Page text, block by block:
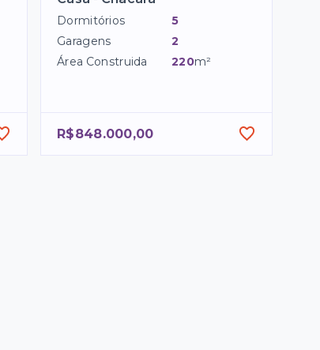
Dormitórios
5
Garagens
2
Área Construida
220m²
R$848.000,00